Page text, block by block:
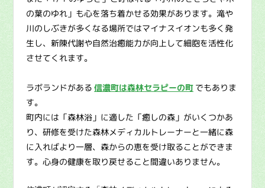
の葉のゆれ」も心を落ち着かせる効果があります。滝や
川のしぶきが多くなる場所ではマイナスイオンも多く発
生し、新陳代謝や自然治癒能力が向上して細胞を活性化
させてくれます。
ラボランドがある 信濃町は森林セラピーの町 でもありま
す。
町内には「森林浴」に適した「癒しの森」がいくつかあ
り、研修を受けた森林メディカルトレーナーと一緒に森
に入ればより一層、森からの恵を受け取ることができま
す。心身の健康を取り戻せること間違いありません。